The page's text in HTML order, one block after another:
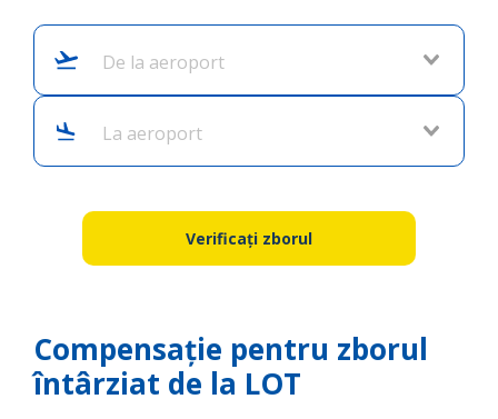
De la aeroport
La aeroport
Verificați zborul
Compensație pentru zborul
întârziat de la LOT